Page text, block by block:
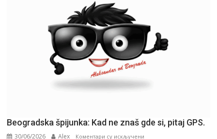
Beogradska špijunka: Kad ne znaš gde si, pitaj GPS.
30/06/2026 Alex Коментари су искључени